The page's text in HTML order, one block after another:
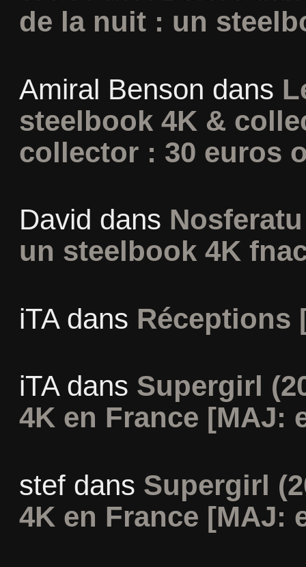
de la nuit : un
Amiral Benson dans
steelbook 4K &
collector : 30 euros
David dans
un steelbook 4K
iTAdans Réceptions
iTAdans Supergirl
4K en France [MAJ:
stefdans Supergirl
4K en France [MAJ: